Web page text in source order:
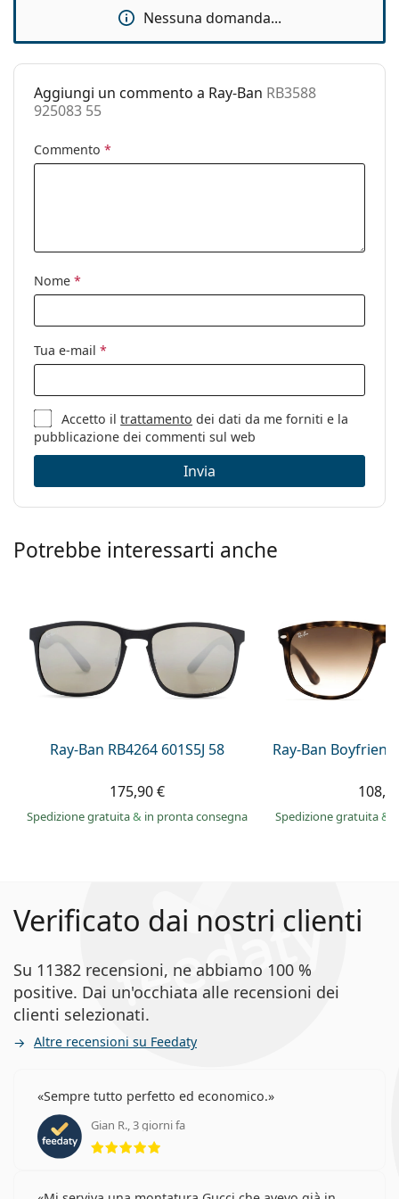
Sì
Altro
Categorie:
Occhiali da sole
Codice:
RB3588 925083 55
Nessuna domanda...
Aggiungi un commento a Ray-Ban RB3588
925083 55
Commento *
Nome *
Tua e-mail *
Accetto iltrattamento dei dati da me forniti e la
pubblicazione dei commenti sul web
Invia
Potrebbe interessarti anche
Ray-Ban RB4264 601S5J 58
175,90 €
Spedizione gratuita& in pronta consegna
Ray-Ban
Spedizione gratuita&
Verificato dai nostri clienti
Su 11382 recensioni, ne abbiamo 100 %
positive. Dai un'occhiata alle recensioni dei
clienti selezionati.
Altre recensioni su Feedaty
Sempre tutto perfetto ed economico.
Gian R., 3 giorni fa